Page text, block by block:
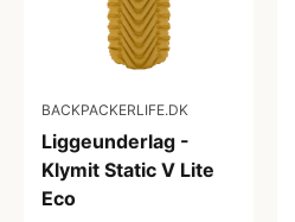
BACKPACKERLIFE.DK
Liggeunderlag -
Klymit Static V Lite
Eco